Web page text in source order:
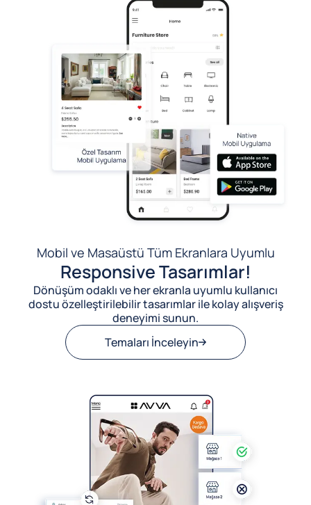
Mobil ve Masaüstü Tüm Ekranlara Uyumlu
Responsive Tasarımlar!
Dönüşüm odaklı ve her ekranla uyumlu kullanıcı
dostu özelleştirilebilir tasarımlar ile kolay alışveriş
deneyimi sunun.
Temaları İnceleyin